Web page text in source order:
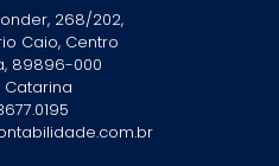
268/202,
Caio, Centro
89896-000
Catarina